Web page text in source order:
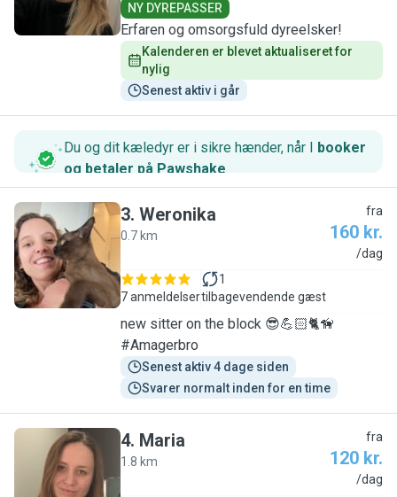
NY DYREPASSER
Erfaren og omsorgsfuld dyreelsker!
Kalenderen er blevet aktualiseret for
nylig
Senest aktiv i går
Du og dit kæledyr er i sikre hænder, når I booker
og betaler på Pawshake.
W
3. Weronika
0.7 km
fra
160 kr.
/dag
7 anmeldelser
1
tilbagevendende gæst
new sitter on the block 😎💪🏻🐈🦮
#Amagerbro
Senest aktiv 4 dage siden
Svarer normalt inden for en time
M
4. Maria
1.8 km
fra
120 kr.
/dag